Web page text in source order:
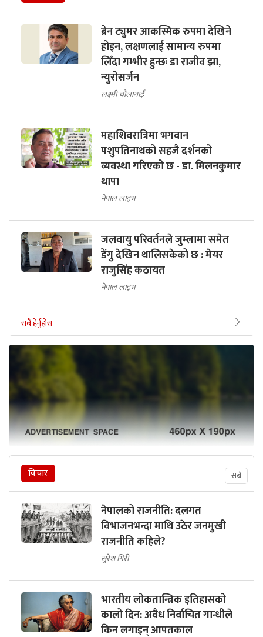
ब्रेन ट्युमर आकस्मिक रुपमा देखिने
होइन, लक्षणलाई सामान्य रुपमा
लिँदा गम्भीर हुन्छः डा राजीव झा,
न्युरोसर्जन
लक्ष्मी चौलागाईं
महाशिवरात्रिमा भगवान
पशुपतिनाथको सहजै दर्शनको
व्यवस्था गरिएको छ - डा. मिलनकुमार
थापा
नेपाल लाइभ
जलवायु परिवर्तनले जुम्लामा समेत
डेंगु देखिन थालिसकेको छ : मेयर
राजुसिंह कठायत
नेपाल लाइभ
सबै हेर्नुहोस
विचार सबै
नेपालको राजनीति: दलगत
विभाजनभन्दा माथि उठेर जनमुखी
राजनीति कहिले?
सुरेश गिरी
भारतीय लोकतान्त्रिक इतिहासको
कालो दिन: अवैध निर्वाचित गान्धीले
किन लगाइन् आपतकाल